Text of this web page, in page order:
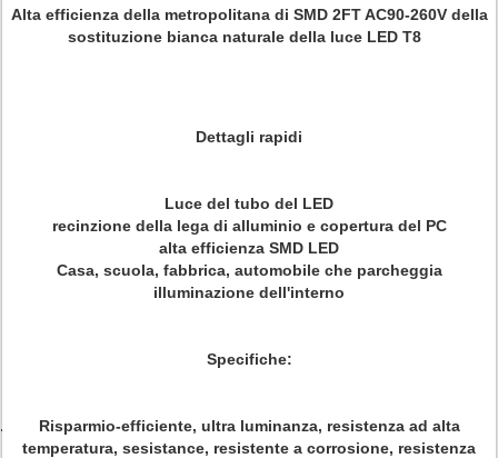
Alta efficienza della metropolitana di SMD 2FT AC90-260V della
sostituzione bianca naturale della luce LED T8
Dettagli rapidi
Luce del tubo del LED
recinzione della lega di alluminio e copertura del PC
alta efficienza SMD LED
Casa, scuola, fabbrica, automobile che parcheggia
illuminazione dell'interno
Specifiche:
Risparmio-efficiente, ultra luminanza, resistenza ad alta
temperatura, sesistance, resistente a corrosione, resistenza